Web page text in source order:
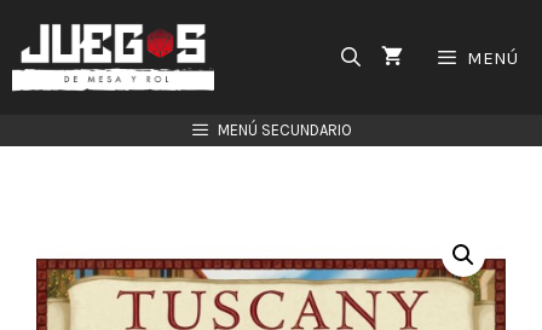
contenido
MENÚ
MENÚ SECUNDARIO